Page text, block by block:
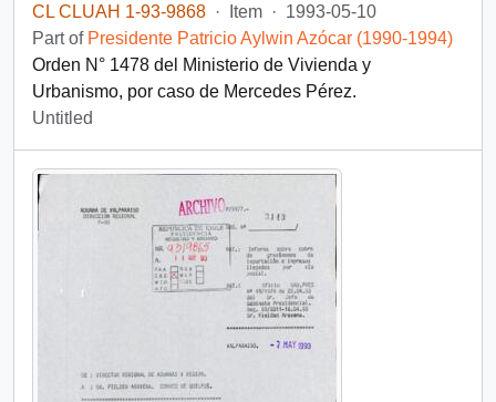
CL CLUAH 1-93-9868 · Item · 1993-05-10
Part of Presidente Patricio Aylwin Azócar (1990-1994)
Orden N° 1478 del Ministerio de Vivienda y
Urbanismo, por caso de Mercedes Pérez.
Untitled